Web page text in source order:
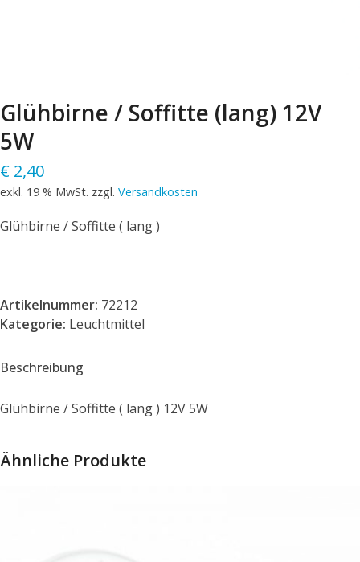
Glühbirne / Soffitte (lang) 12V
5W
€ 2,40
exkl. 19 % MwSt. zzgl. Versandkosten
Glühbirne / Soffitte ( lang )
Artikelnummer: 72212
Kategorie: Leuchtmittel
Beschreibung
Glühbirne / Soffitte ( lang ) 12V 5W
Ähnliche Produkte